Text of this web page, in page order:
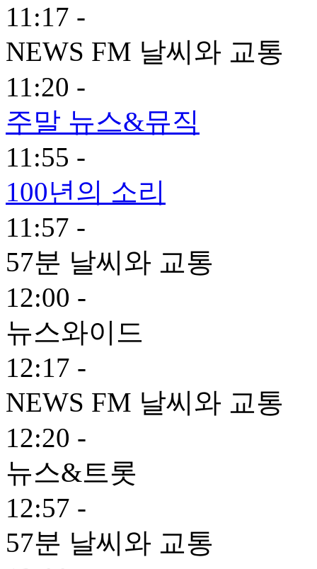
11:17 -
NEWS FM 날씨와 교통
11:20 -
주말 뉴스&뮤직
11:55 -
100년의 소리
11:57 -
57분 날씨와 교통
12:00 -
뉴스와이드
12:17 -
NEWS FM 날씨와 교통
12:20 -
뉴스&트롯
12:57 -
57분 날씨와 교통